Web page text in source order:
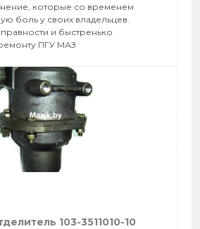
которые со временем
боль у своих владельцев.
и быстренько
ПГУ МАЗ
103-3511010-10